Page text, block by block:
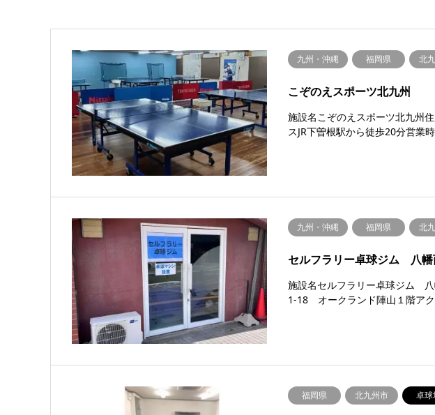
九州・沖縄 福岡県 北
こぞのえスポーツ北九州
施設名こぞのえスポーツ北九州
スJR下曽根駅から徒歩20分営業
九州・沖縄 福岡県 北
セルフラリー卓球ジム 八幡
施設名セルフラリー卓球ジム
1-18 オークランド陣山１階ア
福岡県 北九州市 卓球